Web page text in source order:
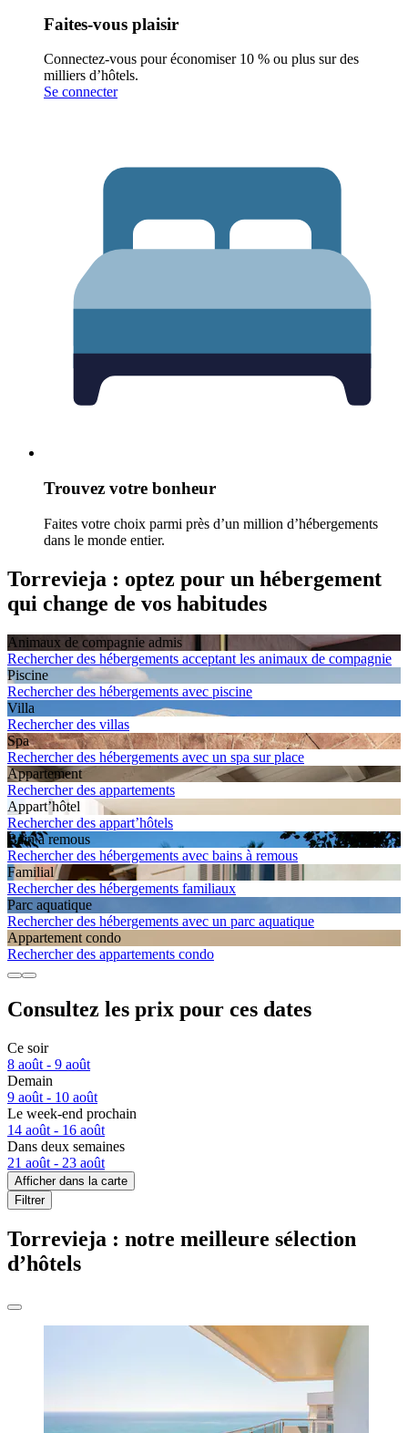
Faites-vous plaisir
Connectez-vous pour économiser 10 % ou plus sur des
milliers d’hôtels.
Se connecter
Trouvez votre bonheur
Faites votre choix parmi près d’un million d’hébergements
dans le monde entier.
Torrevieja : optez pour un hébergement
qui change de vos habitudes
Animaux de compagnie admis
Rechercher des hébergements acceptant les animaux de compagnie
Piscine
Rechercher des hébergements avec piscine
Villa
Rechercher des villas
Spa
Rechercher des hébergements avec un spa sur place
Apparte­ment
Rechercher des appartements
Appart’hôtel
Rechercher des appart’hôtels
Bain à remous
Rechercher des hébergements avec bains à remous
Familial
Rechercher des hébergements familiaux
Parc aquatique
Rechercher des hébergements avec un parc aquatique
Apparte­ment condo
Rechercher des appartements condo
Consultez les prix pour ces dates
Ce soir
8 août - 9 août
Demain
9 août - 10 août
Le week-end prochain
14 août - 16 août
Dans deux semaines
21 août - 23 août
Afficher dans la carte
Filtrer
Torrevieja : notre meilleure sélection
d’hôtels